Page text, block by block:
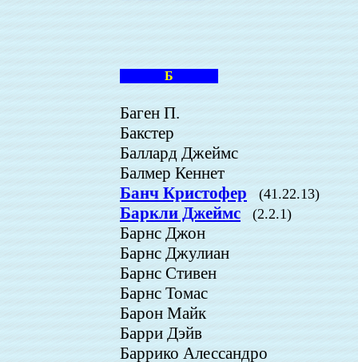
Б
Баген П.
Бакстер
Баллард Джеймс
Балмер Кеннет
Банч Кристофер
(41.22.13)
Баркли Джеймс (2.2.1)
Барнс Джон
Барнс Джулиан
Барнс Стивен
Барнс Томас
Барон Майк
Барри Дэйв
Баррико Алессандро